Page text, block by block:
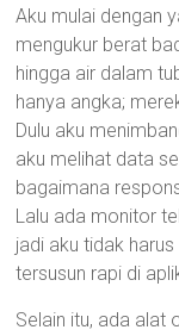
Aku mulai dengan
mengukur berat
hingga air dalam
hanya angka;
Dulu aku
aku melihat data
bagaimana
Lalu ada monitor
jadi aku tidak
tersusun rapi di
Selain itu, ada alat